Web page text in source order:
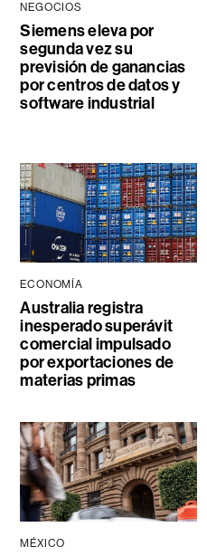
NEGOCIOS
Siemens eleva por
segunda vez su
previsión de ganancias
por centros de datos y
software industrial
ECONOMÍA
Australia registra
inesperado superávit
comercial impulsado
por exportaciones de
materias primas
MÉXICO